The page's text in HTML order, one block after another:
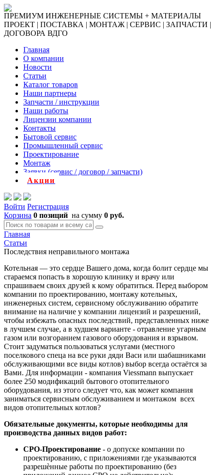
ПРЕМИУМ ИНЖЕНЕРНЫЕ СИСТЕМЫ + МАТЕРИАЛЫ
ПРОЕКТ | ПОСТАВКА | МОНТАЖ | СЕРВИС | ЗАПЧАСТИ |
ДОГОВОРА ВДГО
Главная
О компании
Новости
Статьи
Каталог товаров
Наши партнеры
Запчасти / инструкции
Наши работы
Лицензии компании
Контакты
Бытовой сервис
Промышленный сервис
Проектирование
Монтаж
Заявки (сервис / договор / запчасти)
Акции
Войти Регистрация
Корзина 0 позиций на сумму 0 руб.
Главная
Статьи
Последствия неправильного монтажа
Котельная — это сердце Вашего дома, когда болит сердце мы
стараемся попасть в хорошую клинику и врачу или
спрашиваем своих друзей к кому обратиться. Перед выбором
компании по проектированию, монтажу котельных,
инженерных систем, сервисному обслуживанию обратите
внимание на наличие у компании лицензий и разрешений,
чтобы избежать опасных последствий, представленных ниже
в лучшем случае, а в худшем варианте - отравление угарным
газом или возгоранием газового оборудования и взрывом.
Стоит задуматься пользоваться услугами (местного
поселкового спеца на все руки дяди Васи или шабашниками
обслуживающими все виды котлов) выбор всегда остаётся за
Вами. Для информации - компания Viessmann выпускает
более 250 модификаций бытового отопительного
оборудования, из этого следует что, как может компания
заниматься сервисным обслуживанием и монтажом всех
видов отопительных котлов?
Обязательные документы, которые необходимы для
производства данных видов работ:
СРО-Проектирование - о допуске компании по
проектированию, с приложениями где указываются
разрешѐнные работы по проектированию (без